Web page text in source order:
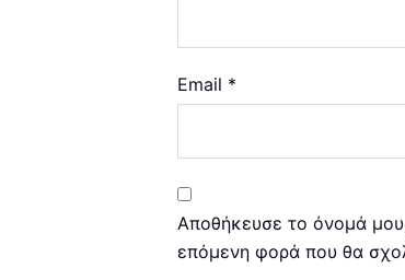
Email *
Αποθήκευσε το όνομά
επόμενη φορά που θα